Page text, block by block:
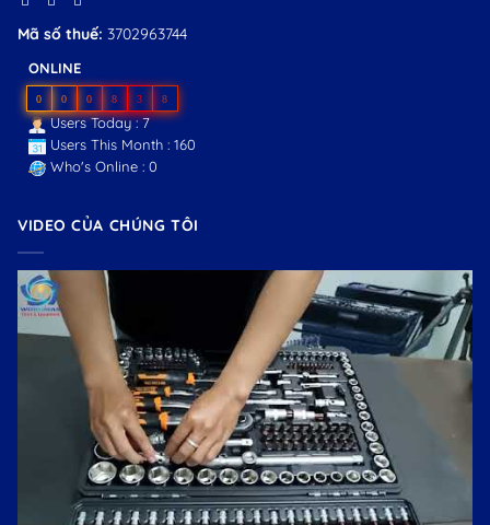
Mã số thuế: 3702963744
ONLINE
0 0 0 8 3 8
Users Today : 7
Users This Month : 160
Who's Online : 0
VIDEO CỦA CHÚNG TÔI